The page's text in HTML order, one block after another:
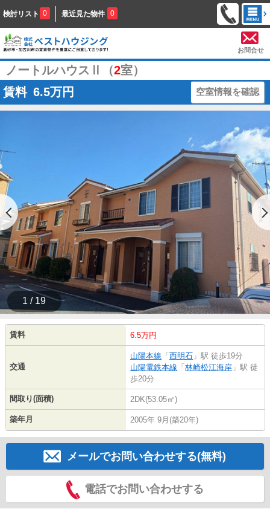
検討リスト 0 最近見た物件 0
お問合せ
ノートルハウスⅡ（2室）
賃料 6.5万円 空室情報を確認
1 / 19
賃料 6.5万円
交通
山陽本線 「 西明石 」駅 徒歩19分
山陽電鉄本線 「 林崎松江海岸 」駅 徒
歩20分
間取り(面積) 2DK(53.05㎡)
築年月 2005年 9月(築20年)
メールでお問い合わせする(無料)
電話でお問い合わせする